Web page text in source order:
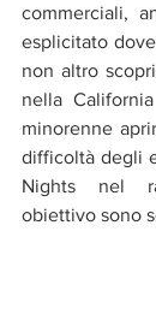
commerciali,
esplicitato
non altro
nella
minorenne
difficoltà degli
Nights nel
obiettivo sono